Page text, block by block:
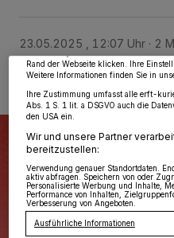
23.05.2025 , 12:07 Uhr 2
wieder aufrufen, um Ihre
widerrufen, indem Sie auf den Link
Rand der Webseite klicken. Ihre
Weitere Informationen finden Sie in
Ihre Zustimmung umfasst alle erft-
Abs. 1 S. 1 lit. a DSGVO auch die
den USA ein.
Wir und unsere Partner
bereitzustellen:
Verwendung genauer Standortdaten.
aktiv abfragen. Speichern von oder
Personalisierte Werbung und Inhalte,
Performance von Inhalten,
Verbesserung von Angeboten.
Ausführliche Informationen